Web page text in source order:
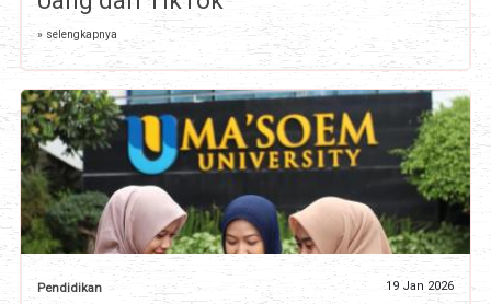
» selengkapnya
Pendidikan 19 Jan 2026